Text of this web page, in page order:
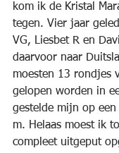
kom ik de Kristal
tegen. Vier jaar
VG, Liesbet R en
daarvoor naar
moesten 13 rondjes
gelopen worden in
gestelde mijn op
m. Helaas moest ik
compleet uitgeput